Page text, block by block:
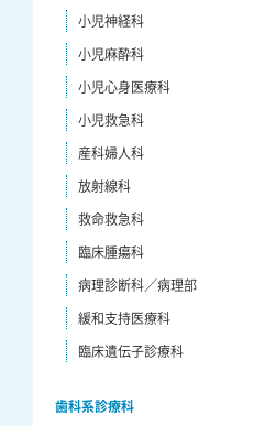
小児神経科
小児麻酔科
小児心身医療科
小児救急科
産科婦人科
放射線科
救命救急科
臨床腫瘍科
病理診断科／病理部
緩和支持医療科
臨床遺伝子診療科
歯科系診療科